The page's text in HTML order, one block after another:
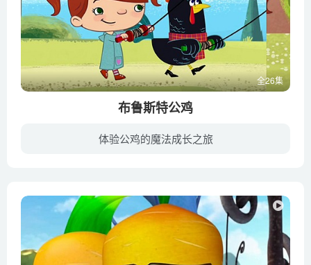
全26集
布鲁斯特公鸡
体验公鸡的魔法成长之旅